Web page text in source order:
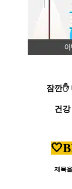
잠깐
건
제목